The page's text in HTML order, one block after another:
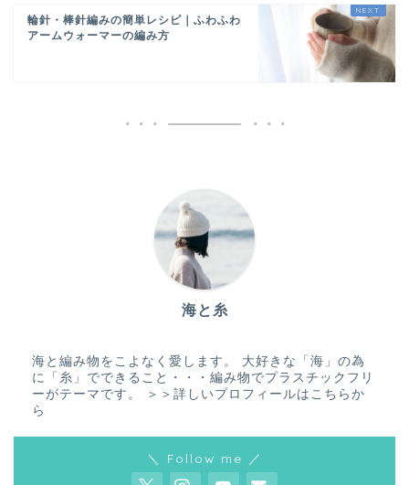
輪針・棒針編みの簡単レシピ｜ふわふわ
アームウォーマーの編み方
海と糸
海と編み物をこよなく愛します。 大好きな「海」の為
に「糸」でできること・・・編み物でプラスチックフリ
ーがテーマです。
＞＞詳しいプロフィールはこちらか
ら
＼ Follow me ／